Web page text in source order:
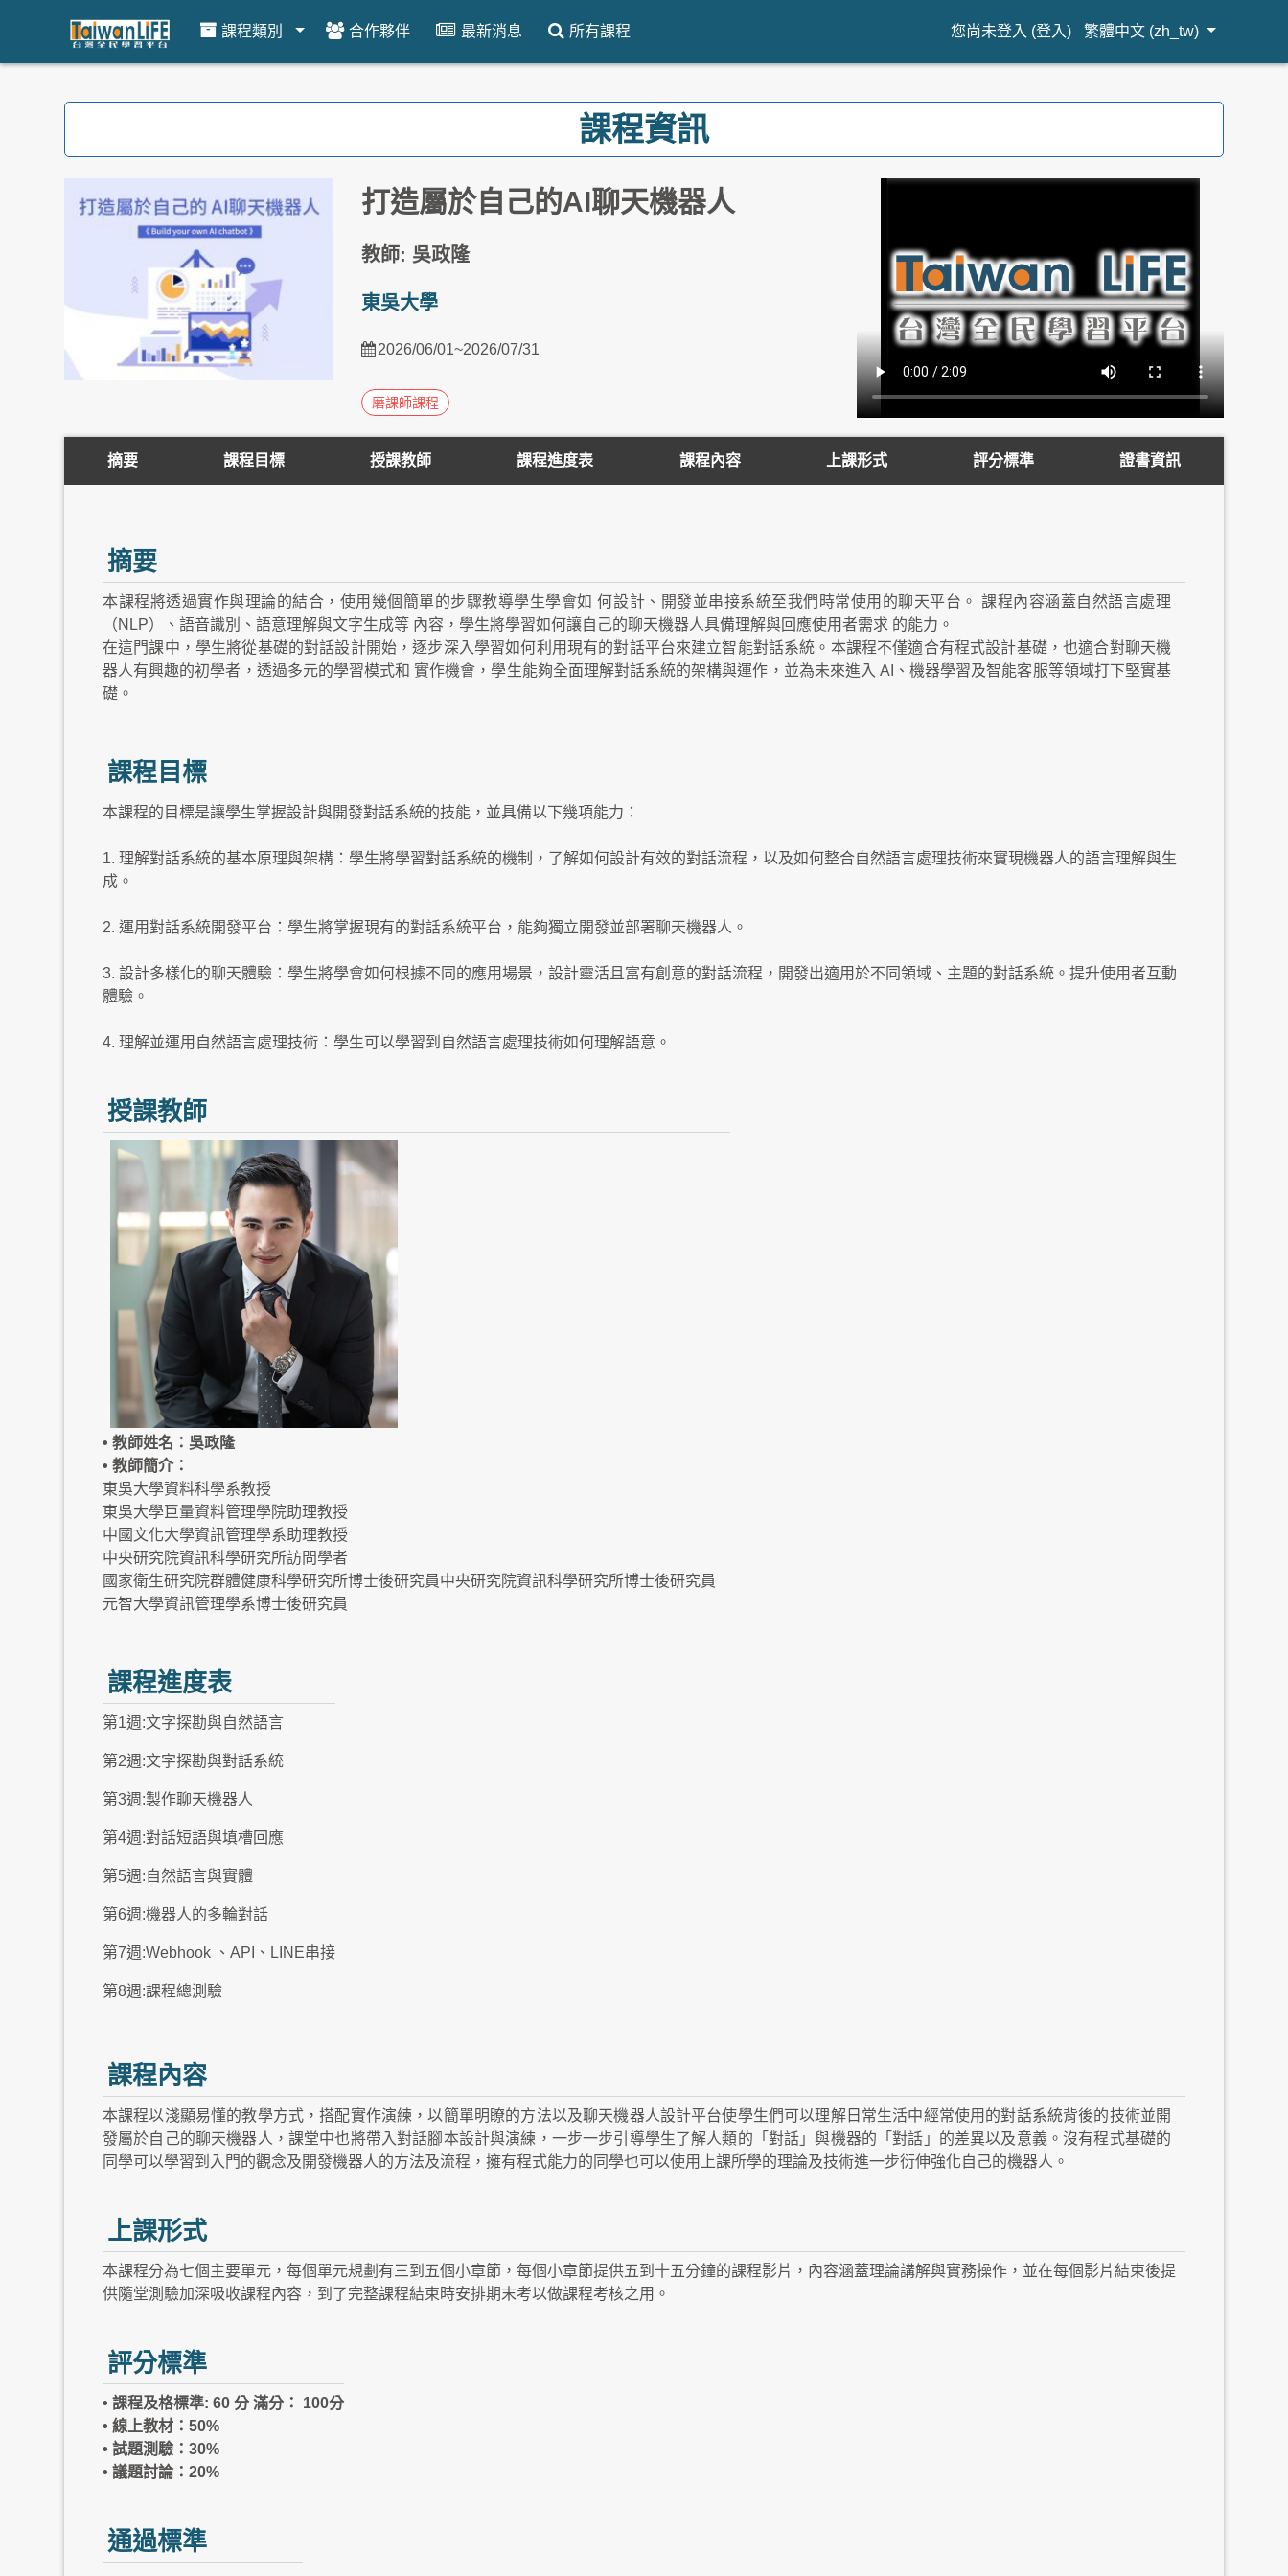
課程類別 合作夥伴 最新消息 所有課程 您尚未登入 (登入) 繁體中文 ‎(zh_tw)‎
課程資訊
打造屬於自己的AI聊天機器人
教師: 吳政隆
東吳大學
2026/06/01~2026/07/31
磨課師課程
摘要 課程目標 授課教師 課程進度表 課程內容 上課形式 評分標準 證書資訊
摘要
本課程將透過實作與理論的結合，使用幾個簡單的步驟教導學生學會如 何設計、開發並串接系統至我們時常使用的聊天平台。 課程內容涵蓋自然語言處理
（NLP）、語音識別、語意理解與文字生成等 內容，學生將學習如何讓自己的聊天機器人具備理解與回應使用者需求 的能力。
在這門課中，學生將從基礎的對話設計開始，逐步深入學習如何利用現有的對話平台來建立智能對話系統。本課程不僅適合有程式設計基礎，也適合對聊天機
器人有興趣的初學者，透過多元的學習模式和 實作機會，學生能夠全面理解對話系統的架構與運作，並為未來進入 AI、機器學習及智能客服等領域打下堅實基
礎。
課程目標
本課程的目標是讓學生掌握設計與開發對話系統的技能，並具備以下幾項能力：
1. 理解對話系統的基本原理與架構：學生將學習對話系統的機制，了解如何設計有效的對話流程，以及如何整合自然語言處理技術來實現機器人的語言理解與生
成。
2. 運用對話系統開發平台：學生將掌握現有的對話系統平台，能夠獨立開發並部署聊天機器人。
3. 設計多樣化的聊天體驗：學生將學會如何根據不同的應用場景，設計靈活且富有創意的對話流程，開發出適用於不同領域、主題的對話系統。提升使用者互動
體驗。
4. 理解並運用自然語言處理技術：學生可以學習到自然語言處理技術如何理解語意。
授課教師
• 教師姓名：吳政隆
• 教師簡介：
東吳大學資料科學系教授
東吳大學巨量資料管理學院助理教授
中國文化大學資訊管理學系助理教授
中央研究院資訊科學研究所訪問學者
國家衛生研究院群體健康科學研究所博士後研究員中央研究院資訊科學研究所博士後研究員
元智大學資訊管理學系博士後研究員
課程進度表
第1週:文字探勘與自然語言
第2週:文字探勘與對話系統
第3週:製作聊天機器人
第4週:對話短語與填槽回應
第5週:自然語言與實體
第6週:機器人的多輪對話
第7週:Webhook 、API、LINE串接
第8週:課程總測驗
課程內容
本課程以淺顯易懂的教學方式，搭配實作演練，以簡單明瞭的方法以及聊天機器人設計平台使學生們可以理解日常生活中經常使用的對話系統背後的技術並開
發屬於自己的聊天機器人，課堂中也將帶入對話腳本設計與演練，一步一步引導學生了解人類的「對話」與機器的「對話」的差異以及意義。沒有程式基礎的
同學可以學習到入門的觀念及開發機器人的方法及流程，擁有程式能力的同學也可以使用上課所學的理論及技術進一步衍伸強化自己的機器人。
上課形式
本課程分為七個主要單元，每個單元規劃有三到五個小章節，每個小章節提供五到十五分鐘的課程影片，內容涵蓋理論講解與實務操作，並在每個影片結束後提
供隨堂測驗加深吸收課程內容，到了完整課程結束時安排期末考以做課程考核之用。
評分標準
• 課程及格標準: 60 分 滿分： 100分
• 線上教材：50%
• 試題測驗：30%
• 議題討論：20%
通過標準